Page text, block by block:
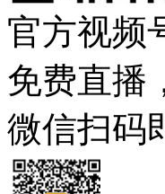
官方视频
免费直播
微信扫码